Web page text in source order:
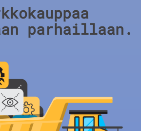
parhaillaan.